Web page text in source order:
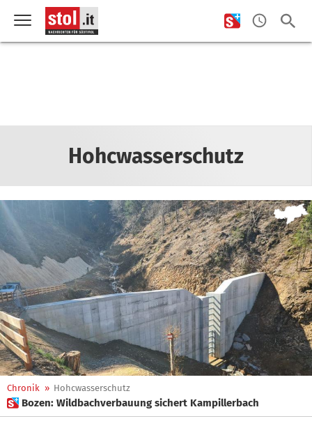
Hohcwasserschutz
Chronik » Hohcwasserschutz
 Bozen: Wildbachverbauung sichert Kampillerbach